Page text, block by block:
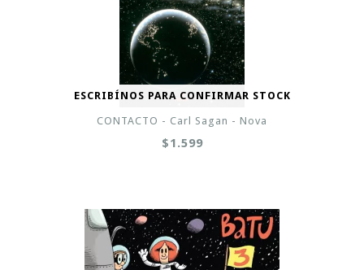
ESCRIBÍNOS PARA CONFIRMAR STOCK
CONTACTO - Carl Sagan - Nova
$1.599